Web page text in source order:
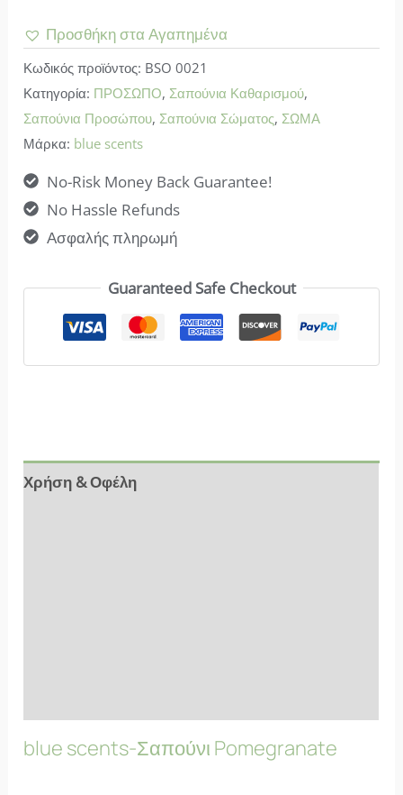
ποσότητα
Προσθήκη στα Αγαπημένα
Κωδικός προϊόντος: BSO 0021
Κατηγορία: ΠΡΟΣΩΠΟ, Σαπούνια Καθαρισμού,
Σαπούνια Προσώπου, Σαπούνια Σώματος, ΣΩΜΑ
Μάρκα: blue scents
No-Risk Money Back Guarantee!
No Hassle Refunds
Ασφαλής πληρωμή
Guaranteed Safe Checkout
Χρήση & Οφέλη
blue scents-Σαπούνι Pomegranate